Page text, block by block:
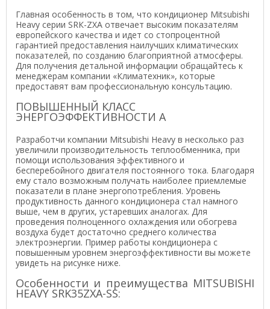
Главная особенность в том, что кондиционер Mitsubishi
Heavy серии SRК-ZXA отвечает высоким показателям
европейского качества и идет со стопроцентной
гарантией предоставления наилучших климатических
показателей, по созданию благоприятной атмосферы.
Для получения детальной информации обращайтесь к
менеджерам компании «Климатехник», которые
предоставят вам профессиональную консультацию.
ПОВЫШЕННЫЙ КЛАСС
ЭНЕРГОЭФФЕКТИВНОСТИ А
Разработчи компании Mitsubishi Heavy в несколько раз
увеличили производительность теплообменника, при
помощи использования эффективного и
бесперебойного двигателя постоянного тока. Благодаря
ему стало возможным получать наиболее приемлемые
показатели в плане энергопотребления. Уровень
продуктивность данного кондиционера стал намного
выше, чем в других, устаревших аналогах. Для
проведения полноценного охлаждения или обогрева
воздуха будет достаточно среднего количества
электроэнергии. Пример работы кондиционера с
повышенным уровнем энергоэффективности вы можете
увидеть на рисунке ниже.
Особенности и преимущества MITSUBISHI
HEAVY SRK35ZXA-SS: